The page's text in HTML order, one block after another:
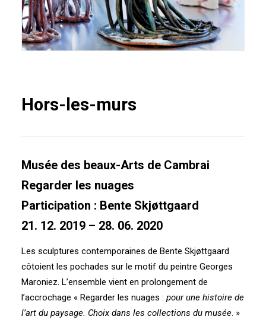
Hors-les-murs
Musée des beaux-Arts de Cambrai
Regarder les nuages
Participation : Bente Skjøttgaard
21. 12. 2019 – 28. 06. 2020
Les sculptures contemporaines de Bente Skjøttgaard
côtoient les pochades sur le motif du peintre Georges
Maroniez. L’ensemble vient en prolongement de
l’accrochage « Regarder les nuages : pour une histoire de
l’art du paysage. Choix dans les collections du musée. »